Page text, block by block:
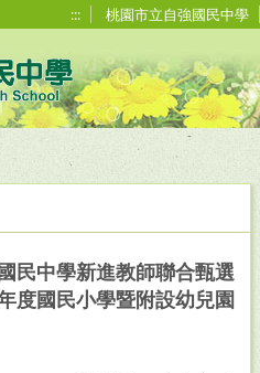
::: 桃園市立自強國民中學
民中學新進教師聯合甄選
度國民小學暨附設幼兒園